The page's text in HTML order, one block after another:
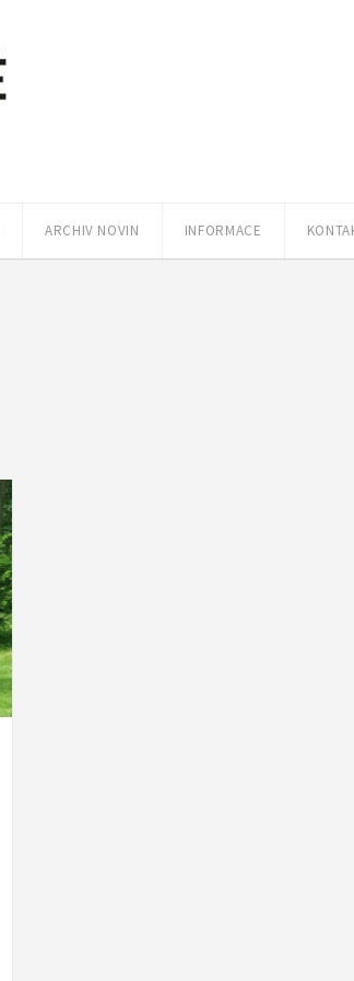
ARCHIV NOVIN INFORMACE